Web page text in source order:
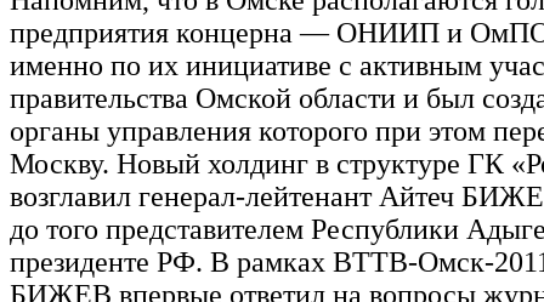
предприятия концерна — ОНИИП и
именно по их инициативе с активным
правительства Омской области и был
органы управления которого при этом
Москву. Новый холдинг в структуре ГК
возглавил генерал-лейтенант Айтеч
до того представителем Республики
президенте РФ. В рамках ВТТВ-Омск-
БИЖЕВ впервые ответил на вопросы